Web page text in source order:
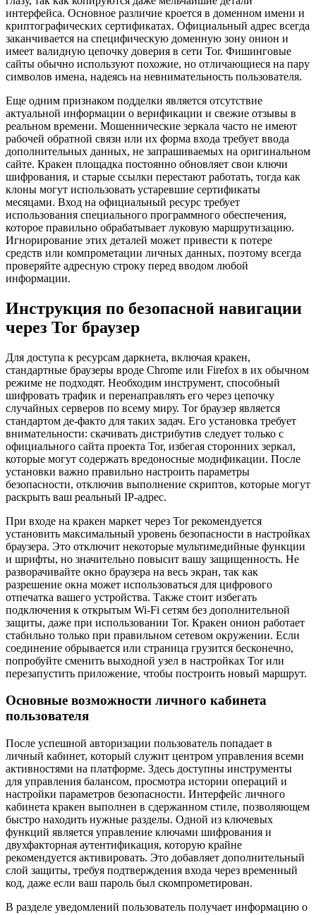
интерфейса. Основное различие кроется в доменном имени и
криптографических сертификатах. Официальный адрес всегда
заканчивается на специфическую доменную зону онион и
имеет валидную цепочку доверия в сети Tor. Фишинговые
сайты обычно используют похожие, но отличающиеся на пару
символов имена, надеясь на невнимательность пользователя.
Еще одним признаком подделки является отсутствие
актуальной информации о верификации и свежие отзывы в
реальном времени. Мошеннические зеркала часто не имеют
рабочей обратной связи или их форма входа требует ввода
дополнительных данных, не запрашиваемых на оригинальном
сайте. Кракен площадка постоянно обновляет свои ключи
шифрования, и старые ссылки перестают работать, тогда как
клоны могут использовать устаревшие сертификаты
месяцами. Вход на официальный ресурс требует
использования специального программного обеспечения,
которое правильно обрабатывает луковую маршрутизацию.
Игнорирование этих деталей может привести к потере
средств или компрометации личных данных, поэтому всегда
проверяйте адресную строку перед вводом любой
информации.
Инструкция по безопасной навигации
через Tor браузер
Для доступа к ресурсам даркнета, включая кракен,
стандартные браузеры вроде Chrome или Firefox в их обычном
режиме не подходят. Необходим инструмент, способный
шифровать трафик и перенаправлять его через цепочку
случайных серверов по всему миру. Tor браузер является
стандартом де-факто для таких задач. Его установка требует
внимательности: скачивать дистрибутив следует только с
официального сайта проекта Tor, избегая сторонних зеркал,
которые могут содержать вредоносные модификации. После
установки важно правильно настроить параметры
безопасности, отключив выполнение скриптов, которые могут
раскрыть ваш реальный IP-адрес.
При входе на кракен маркет через Tor рекомендуется
установить максимальный уровень безопасности в настройках
браузера. Это отключит некоторые мультимедийные функции
и шрифты, но значительно повысит вашу защищенность. Не
разворачивайте окно браузера на весь экран, так как
разрешение окна может использоваться для цифрового
отпечатка вашего устройства. Также стоит избегать
подключения к открытым Wi-Fi сетям без дополнительной
защиты, даже при использовании Tor. Кракен онион работает
стабильно только при правильном сетевом окружении. Если
соединение обрывается или страница грузится бесконечно,
попробуйте сменить выходной узел в настройках Tor или
перезапустить приложение, чтобы построить новый маршрут.
Основные возможности личного кабинета
пользователя
После успешной авторизации пользователь попадает в
личный кабинет, который служит центром управления всеми
активностями на платформе. Здесь доступны инструменты
для управления балансом, просмотра истории операций и
настройки параметров безопасности. Интерфейс личного
кабинета кракен выполнен в сдержанном стиле, позволяющем
быстро находить нужные разделы. Одной из ключевых
функций является управление ключами шифрования и
двухфакторная аутентификация, которую крайне
рекомендуется активировать. Это добавляет дополнительный
слой защиты, требуя подтверждения входа через временный
код, даже если ваш пароль был скомпрометирован.
В разделе уведомлений пользователь получает информацию о